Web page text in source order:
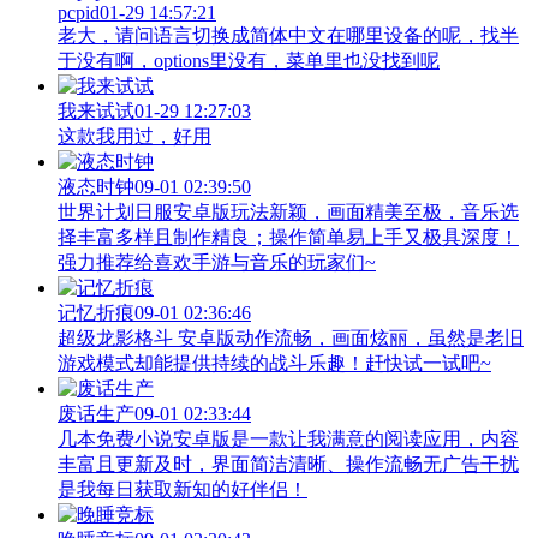
pcpid01-29 14:57:21
老大，请问语言切换成简体中文在哪里设备的呢，找半
于没有啊，options里没有，菜单里也没找到呢
我来试试01-29 12:27:03
这款我用过，好用
液态时钟09-01 02:39:50
世界计划日服安卓版玩法新颖，画面精美至极，音乐选
择丰富多样且制作精良；操作简单易上手又极具深度！
强力推荐给喜欢手游与音乐的玩家们~
记忆折痕09-01 02:36:46
超级龙影格斗 安卓版动作流畅，画面炫丽，虽然是老旧
游戏模式却能提供持续的战斗乐趣！赶快试一试吧~
废话生产09-01 02:33:44
几本免费小说安卓版是一款让我满意的阅读应用，内容
丰富且更新及时，界面简洁清晰、操作流畅无广告干扰
是我每日获取新知的好伴侣！